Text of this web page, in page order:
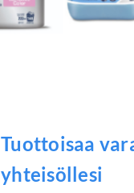
Tuottoisaa
yhteisöllesi